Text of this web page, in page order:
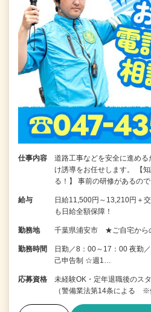
仕事内容
道路工事などを安全に進め
け誘導をお任せします。 【
る！】 事前の研修があるの
給与
日給11,500円～13,210円＋
も日給全額保障！
勤務地 千葉県浦安市 ★ご自宅から
勤務時間
日勤／8：00～17：00 夜勤
己申告制 ☆週1…
応募資格
未経験OK・定年退職後のス
（警備業法第14条による ※